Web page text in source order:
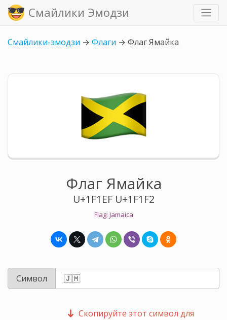
Смайлики Эмодзи
Смайлики-эмодзи → Флаги → Флаг Ямайка
Флаг Ямайка
U+1F1EF U+1F1F2
Flag: Jamaica
Символ
Скопируйте этот символ для